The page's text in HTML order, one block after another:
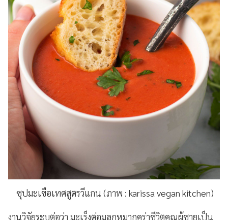
ซุปมะเขือเทศสูตรวีแกน (ภาพ : karissa vegan kitchen)
งานวิจัยระบุต่อว่า มะเร็งต่อมลูกหมากคร่าชีวิตคุณผู้ชายเป็น